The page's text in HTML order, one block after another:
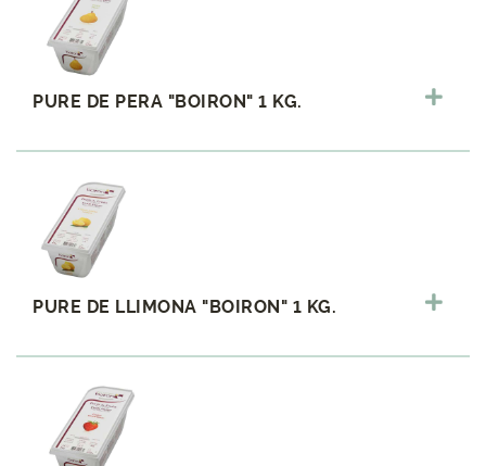
PURE DE PERA "BOIRON" 1 KG.
PURE DE LLIMONA "BOIRON" 1 KG.